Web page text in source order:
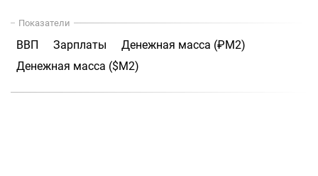
Показатели
ВВП Зарплаты
Денежная масса (₽М2)
Денежная масса ($М2)